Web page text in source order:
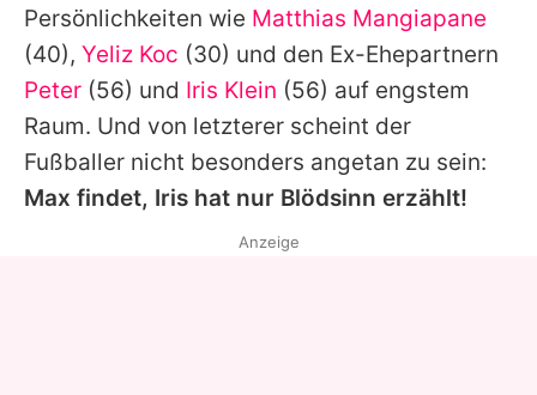
Utiq verwalten
Persönlichkeiten wie Matthias Mangiapane
(40), Yeliz Koc (30) und den Ex-Ehepartnern
Peter (56) und Iris Klein (56) auf engstem
Raum. Und von letzterer scheint der
Fußballer nicht besonders angetan zu sein:
Max findet, Iris hat nur Blödsinn erzählt!
Anzeige